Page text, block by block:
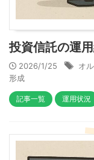
投資信託の運
2026/1/25 オ
形成
記事一覧 運用状況